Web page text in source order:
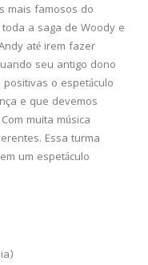
mais famosos do
a saga de Woody e
até irem fazer
seu antigo dono
o espetáculo
e que devemos
muita música
Essa turma
um espetáculo